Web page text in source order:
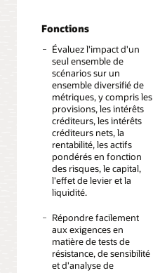
Fonctions
Évaluez l'impact d'un
seul ensemble de
scénarios sur un
ensemble diversifié de
métriques, y compris les
provisions, les intérêts
créditeurs, les intérêts
créditeurs nets, la
rentabilité, les actifs
pondérés en fonction
des risques, le capital,
l'effet de levier et la
liquidité.
Répondre facilement
aux exigences en
matière de tests de
résistance, de sensibilité
et d'analyse de